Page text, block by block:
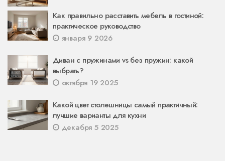
Как правильно расставить мебель в гостиной:
практическое руководство
января 9 2026
Диван с пружинами vs без пружин: какой
выбрать?
октября 19 2025
Какой цвет столешницы самый практичный:
лучшие варианты для кухни
декабря 5 2025